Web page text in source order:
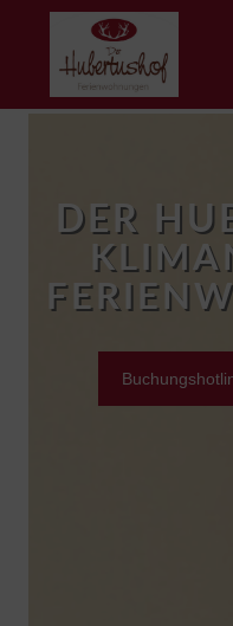
DER